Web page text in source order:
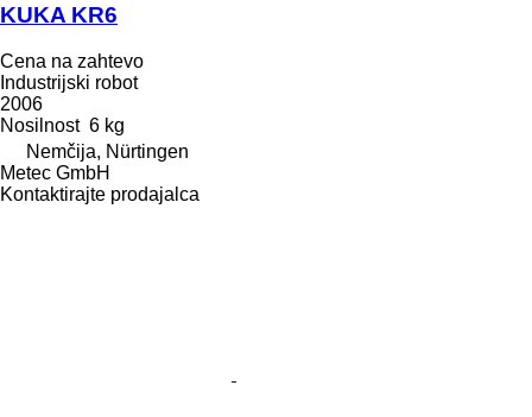
KUKA KR6
Cena na zahtevo
Industrijski robot
2006
Nosilnost 6 kg
Nemčija, Nürtingen
Metec GmbH
Kontaktirajte prodajalca